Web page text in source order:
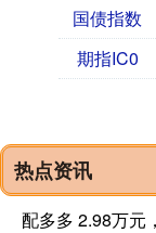
国债指数
期指IC0
热点资讯
配多多 2.98万元